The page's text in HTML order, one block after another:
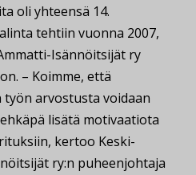
oli yhteensä 14.
tehtiin vuonna 2007,
Isännöitsijät ry
– Koimme, että
arvostusta voidaan
lisätä motivaatiota
kertoo Keski-
ry:n puheenjohtaja